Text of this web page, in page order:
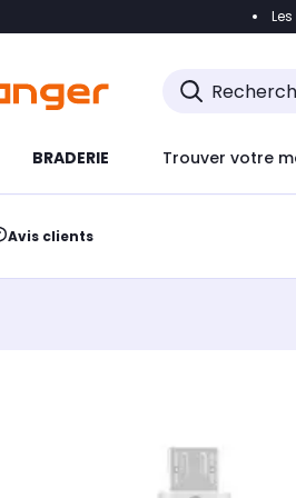
Accéder
BRADERIE Trouver votre
Avis clients